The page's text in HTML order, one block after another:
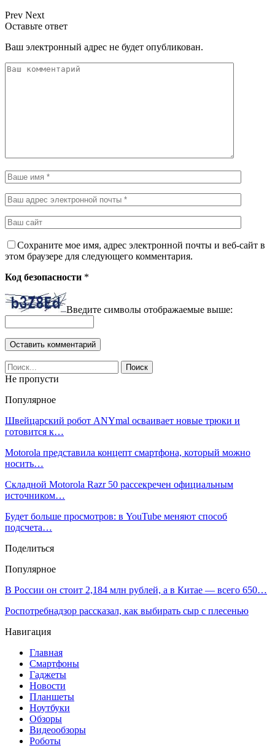
Prev Next
Оставьте ответ
Ваш электронный адрес не будет опубликован.
Сохраните мое имя, адрес электронной почты и веб-сайт в
этом браузере для следующего комментария.
Код безопасности *
Введите символы отображаемые выше:
Не пропусти
Популярное
Швейцарский робот ANYmal осваивает новые трюки и
готовится к…
Motorola представила концепт смартфона, который можно
носить…
Складной Motorola Razr 50 рассекречен официальным
источником…
Будет больше просмотров: в YouTube меняют способ
подсчета…
Поделиться
Популярное
В России он стоит 2,184 млн рублей, а в Китае — всего 650…
Роспотребнадзор рассказал, как выбирать сыр с плесенью
Навигация
Главная
Смартфоны
Гаджеты
Новости
Планшеты
Ноутбуки
Обзоры
Видеообзоры
Роботы